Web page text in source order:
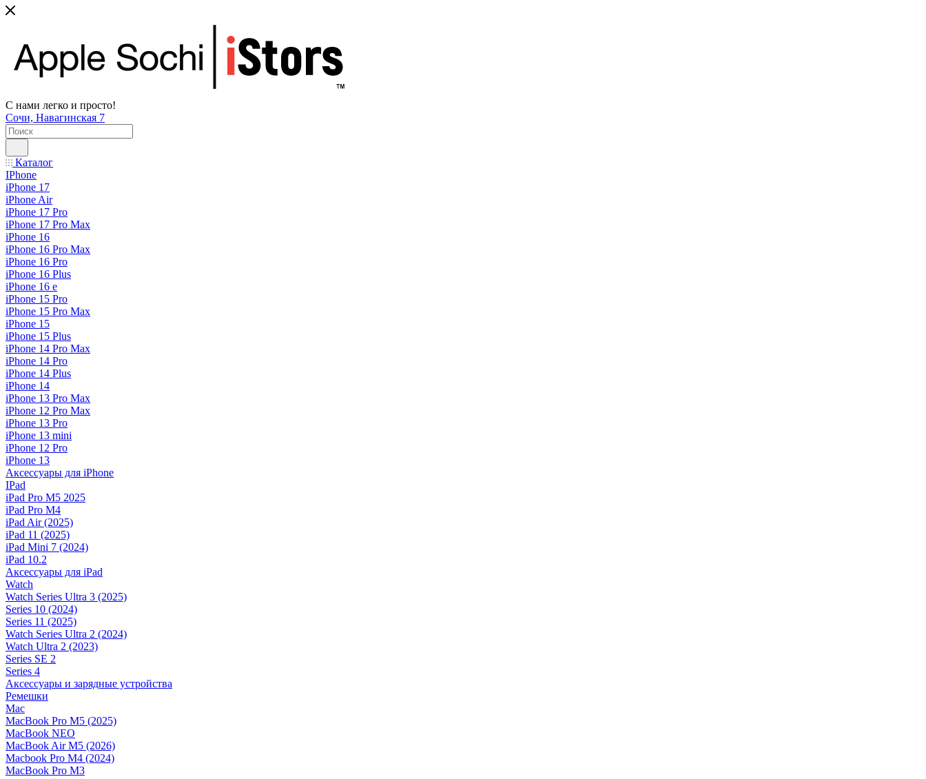
С нами легко и просто!
Сочи, Навагинская 7
Каталог
IPhone
iPhone 17
iPhone Air
iPhone 17 Pro
iPhone 17 Pro Max
iPhone 16
iPhone 16 Pro Max
iPhone 16 Pro
iPhone 16 Plus
iPhone 16 e
iPhone 15 Pro
iPhone 15 Pro Max
iPhone 15
iPhone 15 Plus
iPhone 14 Pro Max
iPhone 14 Pro
iPhone 14 Plus
iPhone 14
iPhone 13 Pro Max
iPhone 12 Pro Max
iPhone 13 Pro
iPhone 13 mini
iPhone 12 Pro
iPhone 13
Аксессуары для iPhone
IPad
iPad Pro M5 2025
iPad Pro M4
iPad Air (2025)
iPad 11 (2025)
iPad Mini 7 (2024)
iPad 10.2
Аксессуары для iPad
Watch
Watch Series Ultra 3 (2025)
Series 10 (2024)
Series 11 (2025)
Watch Series Ultra 2 (2024)
Watch Ultra 2 (2023)
Series SE 2
Series 4
Аксессуары и зарядные устройства
Ремешки
Mac
MacBook Pro M5 (2025)
MacBook NEO
MacBook Air M5 (2026)
Macbook Pro M4 (2024)
MacBook Pro M3